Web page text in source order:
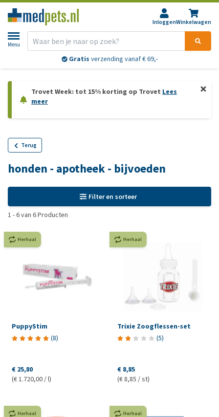
InloggenWinkelwagen
Menu
Gratis verzending vanaf € 69,-
Trovet Week: tot 15% korting op Trovet Lees
meer
Terug
honden - apotheek - bijvoeden
Filter en sorteer
1 -6van 6Producten
Herhaal
PuppyStim
(8)
€ 25,80
(€ 1.720,00 / l)
Herhaal
Trixie Zoogflessen-set
(5)
€ 8,85
(€ 8,85 / st)
Herhaal Herhaal